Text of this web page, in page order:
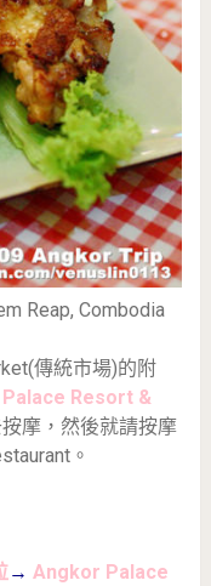
Reap, Combodia
傳統市場)的附
Resort &
摩，然後就請按摩
。
→ Angkor Palace